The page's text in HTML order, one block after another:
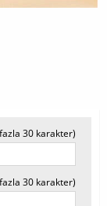
30 karakter)
30 karakter)